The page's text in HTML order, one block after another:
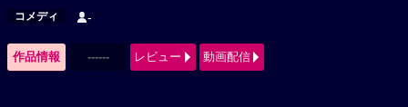
コメディ -
作品情報 ------ レビュー 動画配信